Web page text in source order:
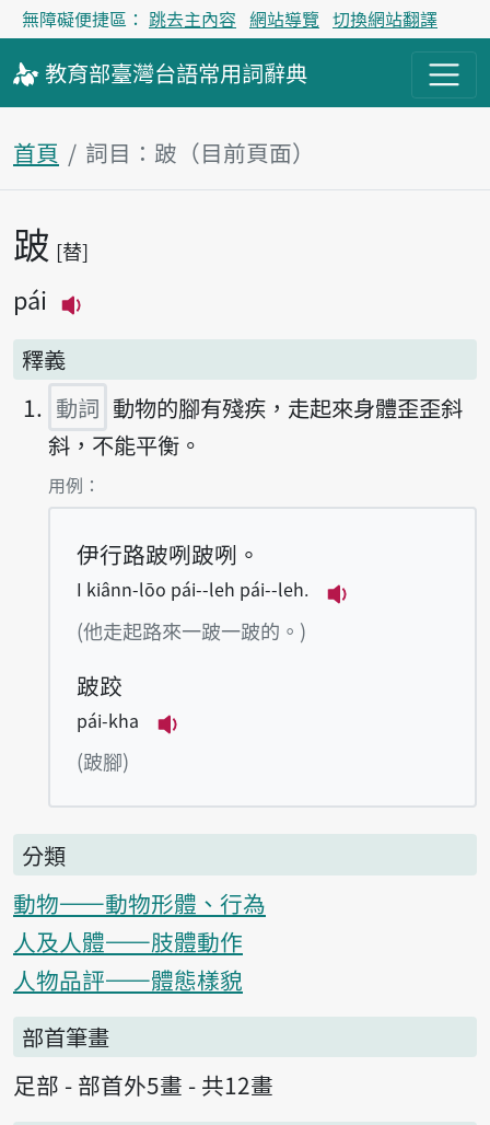
無障礙便捷區： 跳去主內容 網站導覽 切換網站翻譯
教育部臺灣台語常用詞辭典
首頁 詞目：跛（目前頁面）
主內容區塊
跛 替
pái
釋義
動詞 動物的腳有殘疾，走起來身體歪歪斜
斜，不能平衡。
第1項釋義的
用例：
伊行路跛咧跛咧。
I kiânn-lōo pái--leh pái--leh.
(他走起路來一跛一跛的。)
跛跤
pái-kha
(跛腳)
分類
動物——動物形體、行為
人及人體——肢體動作
人物品評——體態樣貌
部首筆畫
足部 - 部首外5畫 - 共12畫